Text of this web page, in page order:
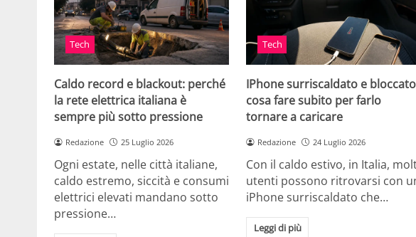
Tech
Caldo record e blackout: perché
la rete elettrica italiana è
sempre più sotto pressione
Redazione 25 Luglio 2026
Ogni estate, nelle città italiane,
caldo estremo, siccità e consumi
elettrici elevati mandano sotto
pressione…
Tech
IPhone surriscaldato e
cosa fare subito per farlo
tornare a caricare
Redazione 24 Luglio 2026
Con il caldo estivo, in Italia,
utenti possono ritrovarsi con
iPhone surriscaldato che…
Leggi di più